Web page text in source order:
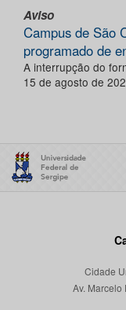
Aviso
Campus de São
programado de
A interrupção do
15 de agosto de
Cidade
Av. Marcelo